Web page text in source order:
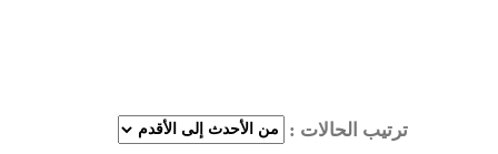
ترتيب الحالات :